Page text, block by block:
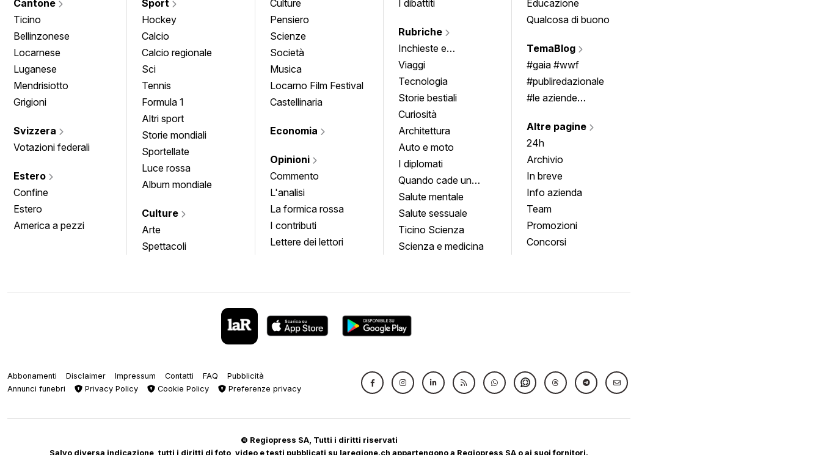
Cantone
Ticino
Bellinzonese
Locarnese
Luganese
Mendrisiotto
Grigioni
Svizzera
Votazioni federali
Estero
Confine
Estero
America a pezzi
Sport
Hockey
Calcio
Calcio regionale
Sci
Tennis
Formula 1
Altri sport
Storie mondiali
Sportellate
Luce rossa
Album mondiale
Culture
Arte
Spettacoli
Culture
Pensiero
Scienze
Società
Musica
Locarno Film Festival
Castellinaria
Economia
Opinioni
Commento
L'analisi
La formica rossa
I contributi
Lettere dei lettori
I dibattiti
Rubriche
Inchieste e
approfondimenti
Viaggi
Tecnologia
Storie bestiali
Curiosità
Architettura
Auto e moto
I diplomati
Quando cade un
quadro
Salute mentale
Salute sessuale
Ticino Scienza
Scienza e medicina
Educazione
Qualcosa di buono
TemaBlog
#gaia #wwf
#publiredazionale
#le aziende
Altre pagine
24h
Archivio
In breve
Info azienda
Team
Promozioni
Concorsi
Abbonamenti Disclaimer Impressum Contatti FAQ
Pubblicità
Annunci funebri
Privacy Policy Cookie Policy Preferenze privacy
© Regiopress SA, Tutti i diritti riservati
Salvo diversa indicazione, tutti i diritti di foto, video e testi pubblicati su laregione.ch appartengono a Regiopress SA o ai suoi fornitori.